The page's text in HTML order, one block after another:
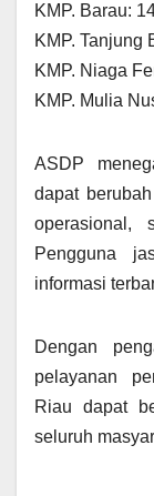
KMP. Barau:
KMP. Tanjung
KMP. Niaga
KMP. Mulia
ASDP
dapat
operasional,
Pengguna
informasi
Dengan
pelayanan
Riau dapat
seluruh